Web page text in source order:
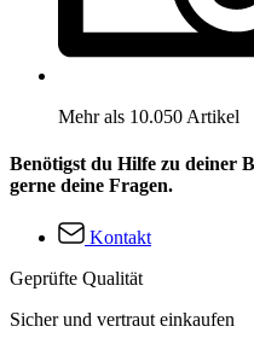
Mehr als 10.050 Artikel
Benötigst du Hilfe zu deiner
gerne deine Fragen.
Kontakt
Geprüfte Qualität
Sicher und vertraut einkaufen